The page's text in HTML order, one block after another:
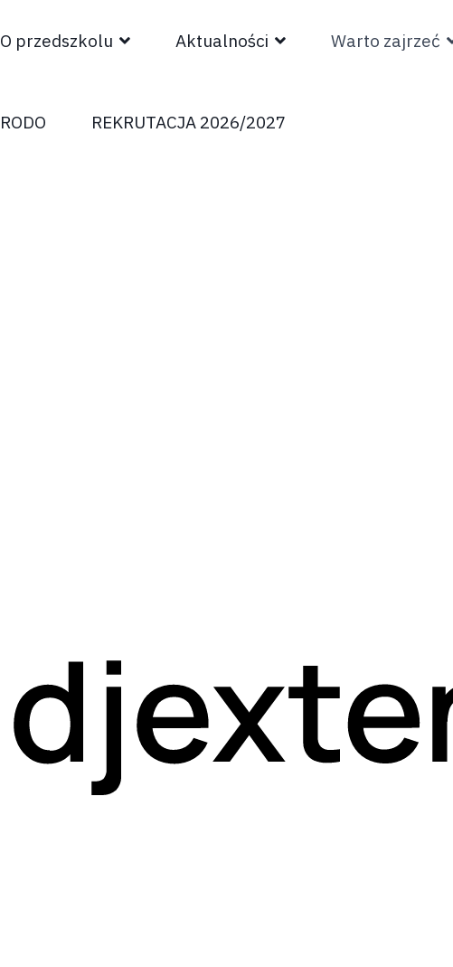
O przedszkolu Aktualności Warto zajrzeć
RODO REKRUTACJA 2026/2027